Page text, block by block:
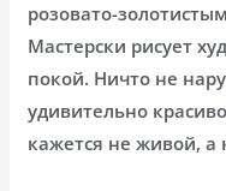
розовато-
Мастерски рисует
покой. Ничто не
удивительно
кажется не живой, а